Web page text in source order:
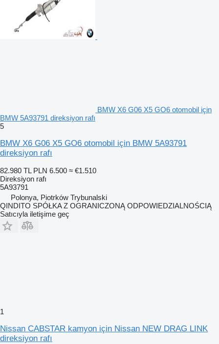
BMW X6 G06 X5 GO6 otomobil için
BMW 5A93791 direksiyon rafı
5
BMW X6 G06 X5 GO6 otomobil için BMW 5A93791
direksiyon rafı
82.980 TL PLN 6.500 ≈ €1.510
Direksiyon rafı
5A93791
Polonya, Piotrków Trybunalski
QINDITO SPÓŁKA Z OGRANICZONĄ ODPOWIEDZIALNOŚCIĄ
Satıcıyla iletişime geç
1
Nissan CABSTAR kamyon için Nissan NEW DRAG LINK
direksiyon rafı